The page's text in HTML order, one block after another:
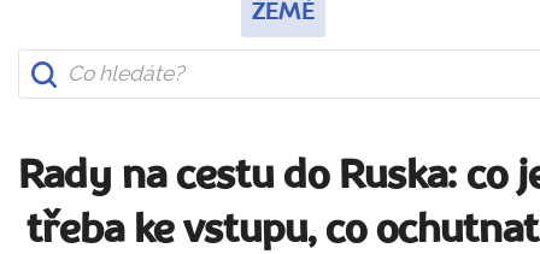
ZEMĚ
Rady na cestu do Ruska: co
třeba ke vstupu, co ochutnat